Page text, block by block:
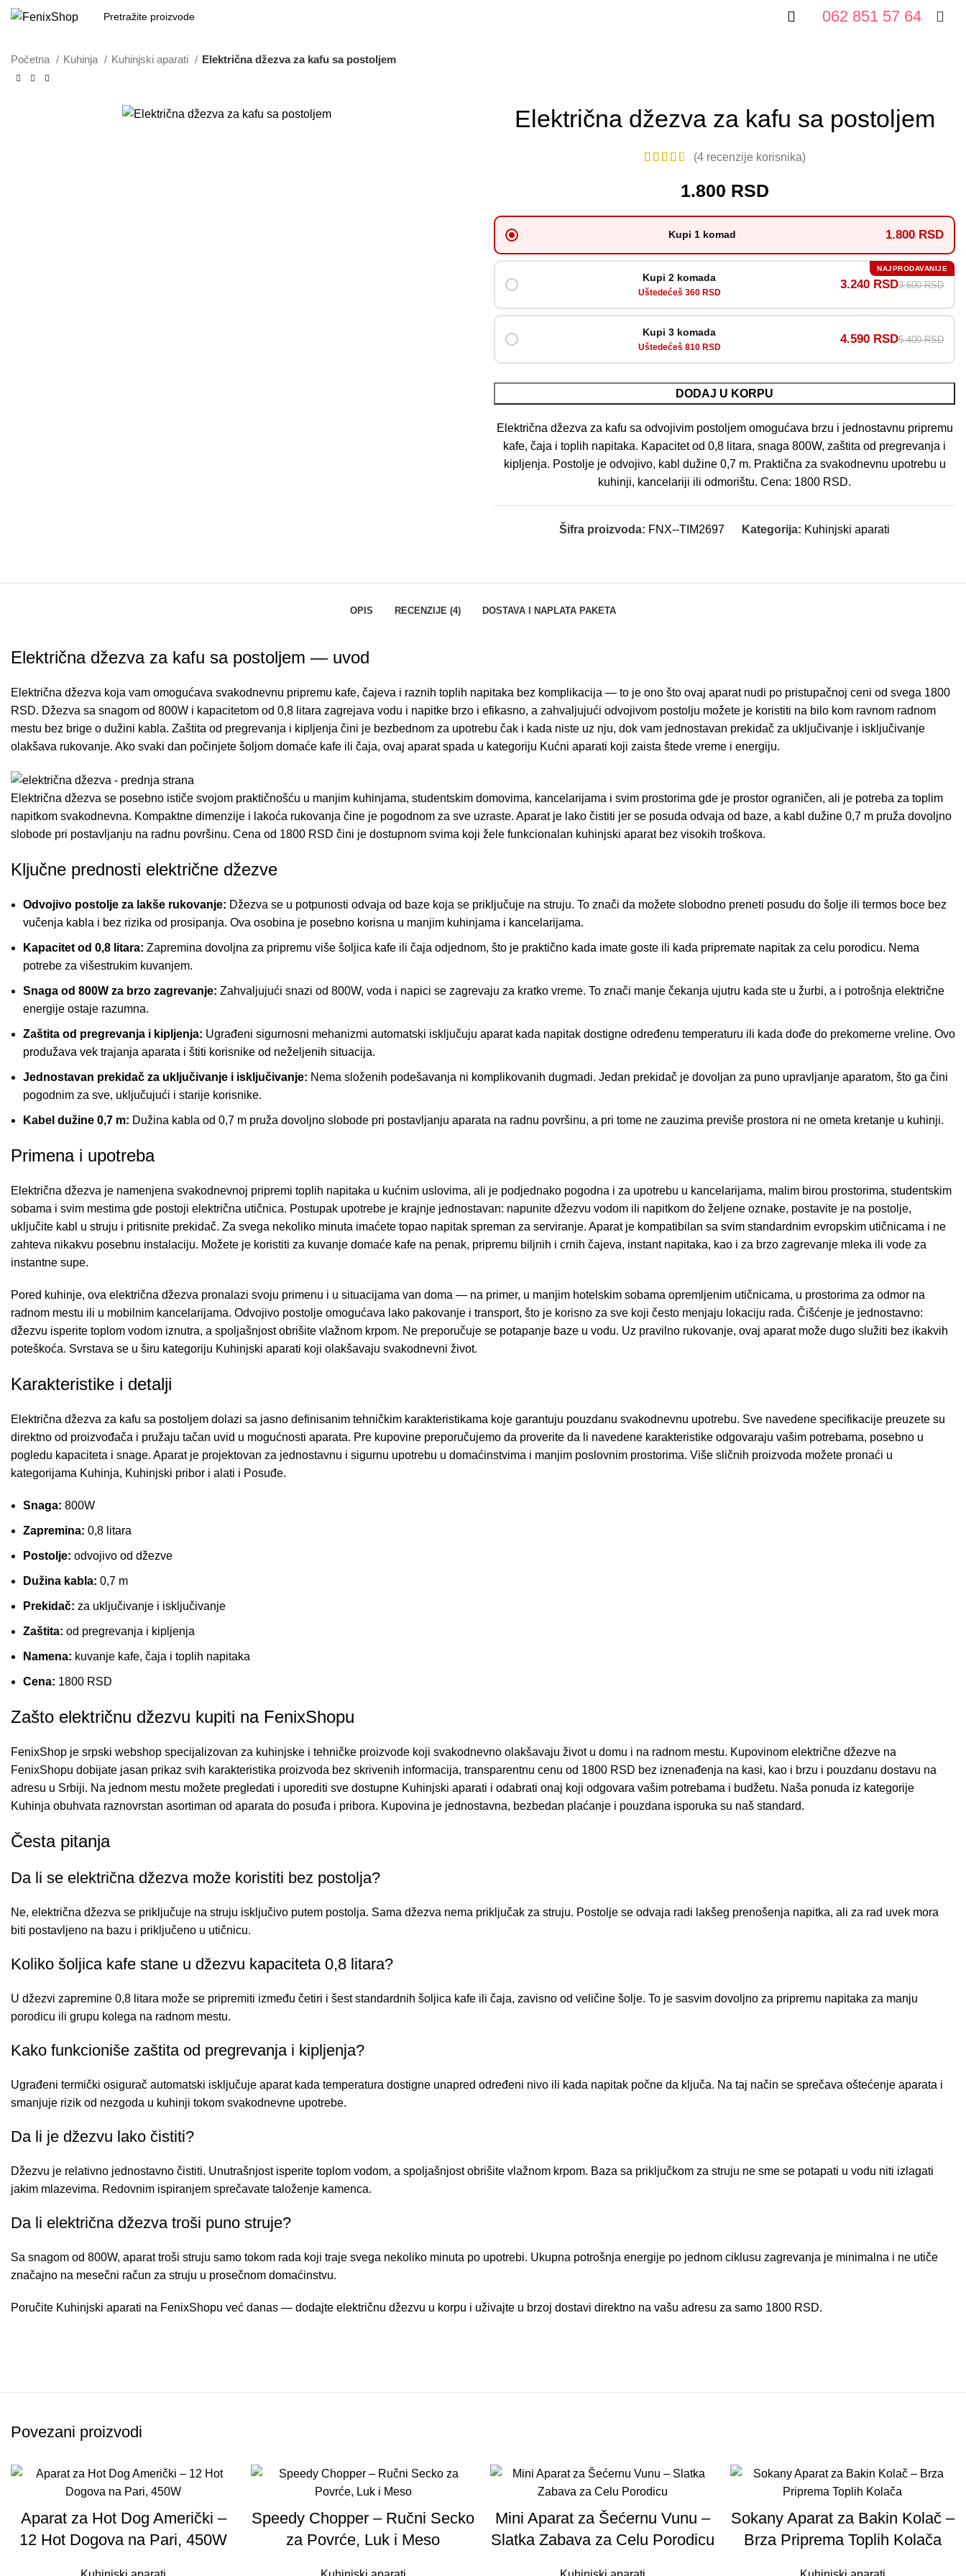
062 851 57 64
Početna Kuhinja Kuhinjski aparati Električna džezva za kafu sa postoljem
Električna džezva za kafu sa postoljem
(4recenzije korisnika)
1.800 RSD
Kupi 1 komad 1.800 RSD
Kupi 2 komada
Uštedećeš 360 RSD
3.240 RSD3.600 RSD
NAJPRODAVANIJE
Kupi 3 komada
Uštedećeš 810 RSD
4.590 RSD5.400 RSD
DODAJ U KORPU
Električna džezva za kafu sa odvojivim postoljem omogućava brzu i jednostavnu pripremu
kafe, čaja i toplih napitaka. Kapacitet od 0,8 litara, snaga 800W, zaštita od pregrevanja i
kipljenja. Postolje je odvojivo, kabl dužine 0,7 m. Praktična za svakodnevnu upotrebu u
kuhinji, kancelariji ili odmorištu. Cena: 1800 RSD.
Šifra proizvoda: FNX--TIM2697 Kategorija: Kuhinjski aparati
OPIS RECENZIJE (4) DOSTAVA I NAPLATA PAKETA
Električna džezva za kafu sa postoljem — uvod
Električna džezva koja vam omogućava svakodnevnu pripremu kafe, čajeva i raznih toplih napitaka bez komplikacija — to je ono što ovaj aparat nudi po pristupačnoj ceni od svega 1800
RSD. Džezva sa snagom od 800W i kapacitetom od 0,8 litara zagrejava vodu i napitke brzo i efikasno, a zahvaljujući odvojivom postolju možete je koristiti na bilo kom ravnom radnom
mestu bez brige o dužini kabla. Zaštita od pregrevanja i kipljenja čini je bezbednom za upotrebu čak i kada niste uz nju, dok vam jednostavan prekidač za uključivanje i isključivanje
olakšava rukovanje. Ako svaki dan počinjete šoljom domaće kafe ili čaja, ovaj aparat spada u kategoriju Kućni aparati koji zaista štede vreme i energiju.
Električna džezva se posebno ističe svojom praktičnošću u manjim kuhinjama, studentskim domovima, kancelarijama i svim prostorima gde je prostor ograničen, ali je potreba za toplim
napitkom svakodnevna. Kompaktne dimenzije i lakoća rukovanja čine je pogodnom za sve uzraste. Aparat je lako čistiti jer se posuda odvaja od baze, a kabl dužine 0,7 m pruža dovoljno
slobode pri postavljanju na radnu površinu. Cena od 1800 RSD čini je dostupnom svima koji žele funkcionalan kuhinjski aparat bez visokih troškova.
Ključne prednosti električne džezve
Odvojivo postolje za lakše rukovanje: Džezva se u potpunosti odvaja od baze koja se priključuje na struju. To znači da možete slobodno preneti posudu do šolje ili termos boce bez
vučenja kabla i bez rizika od prosipanja. Ova osobina je posebno korisna u manjim kuhinjama i kancelarijama.
Kapacitet od 0,8 litara: Zapremina dovoljna za pripremu više šoljica kafe ili čaja odjednom, što je praktično kada imate goste ili kada pripremate napitak za celu porodicu. Nema
potrebe za višestrukim kuvanjem.
Snaga od 800W za brzo zagrevanje: Zahvaljujući snazi od 800W, voda i napici se zagrevaju za kratko vreme. To znači manje čekanja ujutru kada ste u žurbi, a i potrošnja električne
energije ostaje razumna.
Zaštita od pregrevanja i kipljenja: Ugrađeni sigurnosni mehanizmi automatski isključuju aparat kada napitak dostigne određenu temperaturu ili kada dođe do prekomerne vreline. Ovo
produžava vek trajanja aparata i štiti korisnike od neželjenih situacija.
Jednostavan prekidač za uključivanje i isključivanje: Nema složenih podešavanja ni komplikovanih dugmadi. Jedan prekidač je dovoljan za puno upravljanje aparatom, što ga čini
pogodnim za sve, uključujući i starije korisnike.
Kabel dužine 0,7 m: Dužina kabla od 0,7 m pruža dovoljno slobode pri postavljanju aparata na radnu površinu, a pri tome ne zauzima previše prostora ni ne ometa kretanje u kuhinji.
Primena i upotreba
Električna džezva je namenjena svakodnevnoj pripremi toplih napitaka u kućnim uslovima, ali je podjednako pogodna i za upotrebu u kancelarijama, malim birou prostorima, studentskim
sobama i svim mestima gde postoji električna utičnica. Postupak upotrebe je krajnje jednostavan: napunite džezvu vodom ili napitkom do željene oznake, postavite je na postolje,
uključite kabl u struju i pritisnite prekidač. Za svega nekoliko minuta imaćete topao napitak spreman za serviranje. Aparat je kompatibilan sa svim standardnim evropskim utičnicama i ne
zahteva nikakvu posebnu instalaciju. Možete je koristiti za kuvanje domaće kafe na penak, pripremu biljnih i crnih čajeva, instant napitaka, kao i za brzo zagrevanje mleka ili vode za
instantne supe.
Pored kuhinje, ova električna džezva pronalazi svoju primenu i u situacijama van doma — na primer, u manjim hotelskim sobama opremljenim utičnicama, u prostorima za odmor na
radnom mestu ili u mobilnim kancelarijama. Odvojivo postolje omogućava lako pakovanje i transport, što je korisno za sve koji često menjaju lokaciju rada. Čišćenje je jednostavno:
džezvu isperite toplom vodom iznutra, a spoljašnjost obrišite vlažnom krpom. Ne preporučuje se potapanje baze u vodu. Uz pravilno rukovanje, ovaj aparat može dugo služiti bez ikakvih
poteškoća. Svrstava se u širu kategoriju Kuhinjski aparati koji olakšavaju svakodnevni život.
Karakteristike i detalji
Električna džezva za kafu sa postoljem dolazi sa jasno definisanim tehničkim karakteristikama koje garantuju pouzdanu svakodnevnu upotrebu. Sve navedene specifikacije preuzete su
direktno od proizvođača i pružaju tačan uvid u mogućnosti aparata. Pre kupovine preporučujemo da proverite da li navedene karakteristike odgovaraju vašim potrebama, posebno u
pogledu kapaciteta i snage. Aparat je projektovan za jednostavnu i sigurnu upotrebu u domaćinstvima i manjim poslovnim prostorima. Više sličnih proizvoda možete pronaći u
kategorijama Kuhinja, Kuhinjski pribor i alati i Posuđe.
Snaga: 800W
Zapremina: 0,8 litara
Postolje: odvojivo od džezve
Dužina kabla: 0,7 m
Prekidač: za uključivanje i isključivanje
Zaštita: od pregrevanja i kipljenja
Namena: kuvanje kafe, čaja i toplih napitaka
Cena: 1800 RSD
Zašto električnu džezvu kupiti na FenixShopu
FenixShop je srpski webshop specijalizovan za kuhinjske i tehničke proizvode koji svakodnevno olakšavaju život u domu i na radnom mestu. Kupovinom električne džezve na
FenixShopu dobijate jasan prikaz svih karakteristika proizvoda bez skrivenih informacija, transparentnu cenu od 1800 RSD bez iznenađenja na kasi, kao i brzu i pouzdanu dostavu na
adresu u Srbiji. Na jednom mestu možete pregledati i uporediti sve dostupne Kuhinjski aparati i odabrati onaj koji odgovara vašim potrebama i budžetu. Naša ponuda iz kategorije
Kuhinja obuhvata raznovrstan asortiman od aparata do posuđa i pribora. Kupovina je jednostavna, bezbedan plaćanje i pouzdana isporuka su naš standard.
Česta pitanja
Da li se električna džezva može koristiti bez postolja?
Ne, električna džezva se priključuje na struju isključivo putem postolja. Sama džezva nema priključak za struju. Postolje se odvaja radi lakšeg prenošenja napitka, ali za rad uvek mora
biti postavljeno na bazu i priključeno u utičnicu.
Koliko šoljica kafe stane u džezvu kapaciteta 0,8 litara?
U džezvi zapremine 0,8 litara može se pripremiti između četiri i šest standardnih šoljica kafe ili čaja, zavisno od veličine šolje. To je sasvim dovoljno za pripremu napitaka za manju
porodicu ili grupu kolega na radnom mestu.
Kako funkcioniše zaštita od pregrevanja i kipljenja?
Ugrađeni termički osigurač automatski isključuje aparat kada temperatura dostigne unapred određeni nivo ili kada napitak počne da ključa. Na taj način se sprečava oštećenje aparata i
smanjuje rizik od nezgoda u kuhinji tokom svakodnevne upotrebe.
Da li je džezvu lako čistiti?
Džezvu je relativno jednostavno čistiti. Unutrašnjost isperite toplom vodom, a spoljašnjost obrišite vlažnom krpom. Baza sa priključkom za struju ne sme se potapati u vodu niti izlagati
jakim mlazevima. Redovnim ispiranjem sprečavate taloženje kamenca.
Da li električna džezva troši puno struje?
Sa snagom od 800W, aparat troši struju samo tokom rada koji traje svega nekoliko minuta po upotrebi. Ukupna potrošnja energije po jednom ciklusu zagrevanja je minimalna i ne utiče
značajno na mesečni račun za struju u prosečnom domaćinstvu.
Poručite Kuhinjski aparati na FenixShopu već danas — dodajte električnu džezvu u korpu i uživajte u brzoj dostavi direktno na vašu adresu za samo 1800 RSD.
Povezani proizvodi
Aparat za Hot Dog Američki –
12 Hot Dogova na Pari, 450W
Speedy Chopper – Ručni Secko
za Povrće, Luk i Meso
Mini Aparat za Šećernu Vunu –
Slatka Zabava za Celu Porodicu
Sokany Aparat za Bakin Kolač –
Brza Priprema Toplih Kolača